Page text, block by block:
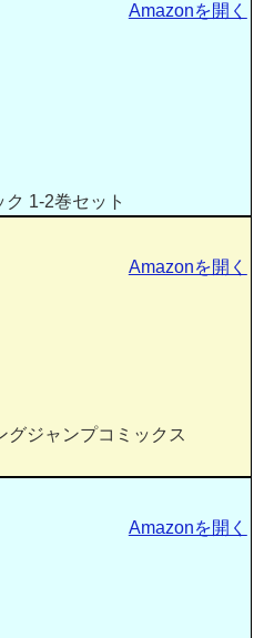
1-2巻セット
Amazonを開く
グジャンプコミックス
Amazonを開く
Amazonを開く